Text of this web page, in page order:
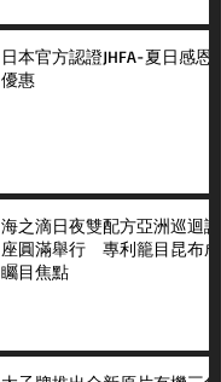
日本官方認證JHFA-夏日感恩
優惠
海之滴日夜雙配方亞洲巡迴講
座圓滿舉行 專利籠目昆布成
矚目焦點